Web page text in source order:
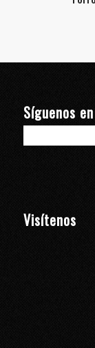
Síguenos
Visítenos